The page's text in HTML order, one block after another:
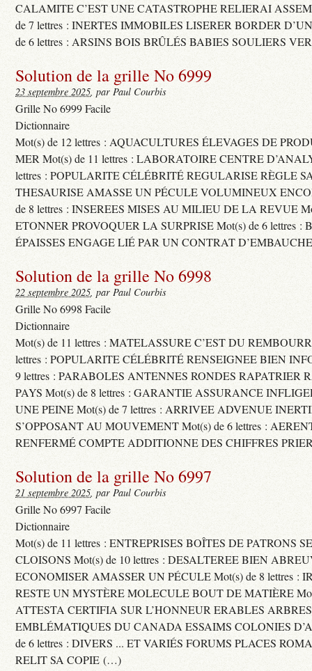
CALAMITE C’EST UNE CATASTROPHE RELIERAI
de 7 lettres : INERTES IMMOBILES LISERER BORDER
de 6 lettres : ARSINS BOIS BRÛLÉS BABIES SOULIERS
Solution de la grille No 6999
23 septembre 2025, par Paul Courbis
Grille No 6999 Facile
Dictionnaire
Mot(s) de 12 lettres : AQUACULTURES ÉLEVAGES DE
MER Mot(s) de 11 lettres : LABORATOIRE CENTRE
lettres : POPULARITE CÉLÉBRITÉ REGULARISE RÈGLE
THESAURISE AMASSE UN PÉCULE VOLUMINEUX
de 8 lettres : INSEREES MISES AU MILIEU DE LA REVUE
ETONNER PROVOQUER LA SURPRISE Mot(s) de 6 lettres :
ÉPAISSES ENGAGE LIÉ PAR UN CONTRAT
Solution de la grille No 6998
22 septembre 2025, par Paul Courbis
Grille No 6998 Facile
Dictionnaire
Mot(s) de 11 lettres : MATELASSURE C’EST DU
lettres : POPULARITE CÉLÉBRITÉ RENSEIGNEE BIEN
9 lettres : PARABOLES ANTENNES RONDES RAPATRIER
PAYS Mot(s) de 8 lettres : GARANTIE ASSURANCE
UNE PEINE Mot(s) de 7 lettres : ARRIVEE ADVENUE
S’OPPOSANT AU MOUVEMENT Mot(s) de 6 lettres :
RENFERMÉ COMPTE ADDITIONNE DES CHIFFRES
Solution de la grille No 6997
21 septembre 2025, par Paul Courbis
Grille No 6997 Facile
Dictionnaire
Mot(s) de 11 lettres : ENTREPRISES BOÎTES DE PATRONS
CLOISONS Mot(s) de 10 lettres : DESALTEREE BIEN
ECONOMISER AMASSER UN PÉCULE Mot(s) de 8 lettres :
RESTE UN MYSTÈRE MOLECULE BOUT DE MATIÈRE
ATTESTA CERTIFIA SUR L’HONNEUR ERABLES ARBRES
EMBLÉMATIQUES DU CANADA ESSAIMS COLONIES
de 6 lettres : DIVERS ... ET VARIÉS FORUMS PLACES
RELIT SA COPIE (…)